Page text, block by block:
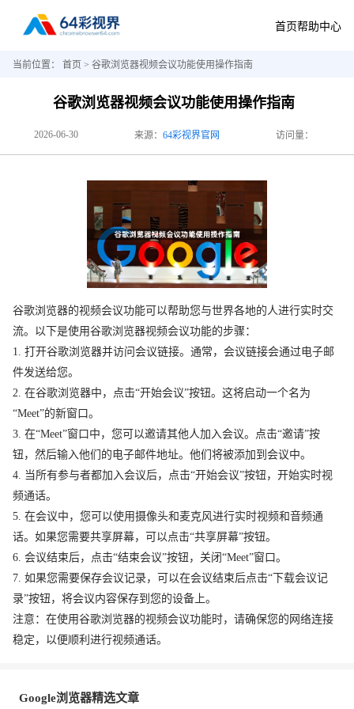
首页帮助中心
当前位置： 首页 > 谷歌浏览器视频会议功能使用操作指南
谷歌浏览器视频会议功能使用操作指南
2026-06-30 来源： 64彩视界官网 访问量：
谷歌浏览器的视频会议功能可以帮助您与世界各地的人进行实时交
流。以下是使用谷歌浏览器视频会议功能的步骤：
1. 打开谷歌浏览器并访问会议链接。通常，会议链接会通过电子邮
件发送给您。
2. 在谷歌浏览器中，点击“开始会议”按钮。这将启动一个名为
“Meet”的新窗口。
3. 在“Meet”窗口中，您可以邀请其他人加入会议。点击“邀请”按
钮，然后输入他们的电子邮件地址。他们将被添加到会议中。
4. 当所有参与者都加入会议后，点击“开始会议”按钮，开始实时视
频通话。
5. 在会议中，您可以使用摄像头和麦克风进行实时视频和音频通
话。如果您需要共享屏幕，可以点击“共享屏幕”按钮。
6. 会议结束后，点击“结束会议”按钮，关闭“Meet”窗口。
7. 如果您需要保存会议记录，可以在会议结束后点击“下载会议记
录”按钮，将会议内容保存到您的设备上。
注意：在使用谷歌浏览器的视频会议功能时，请确保您的网络连接
稳定，以便顺利进行视频通话。
Google浏览器精选文章